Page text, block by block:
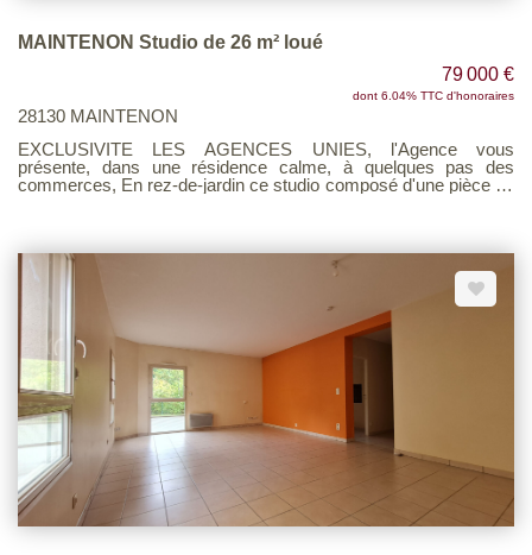
MAINTENON Studio de 26 m² loué
79 000 €
dont 6.04% TTC d'honoraires
28130 MAINTENON
EXCLUSIVITE LES AGENCES UNIES, l'Agence vous
présente, dans une résidence calme, à quelques pas des
commerces, En rez-de-jardin ce studio composé d'une pièce de
Idéal investisseur Voir page 7 du Barème d'honoraires
consultable sur notre site